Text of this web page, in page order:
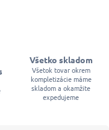
Všetko skladom
Všetok tovar okrem
kompletizácie máme
skladom a okamžite
expedujeme